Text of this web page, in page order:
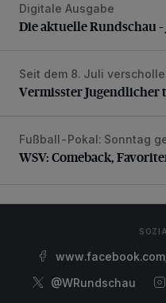
Die aktuelle Rundschau –
Digitale Ausgabe
Die aktuelle Rundschau
Vermisster Jugendlicher
Seit dem 8. Juli
Vermisster Jugendlicher
WSV: Comeback,
Fußball-Pokal: Sonntag
WSV: Comeback,
@WRundschau